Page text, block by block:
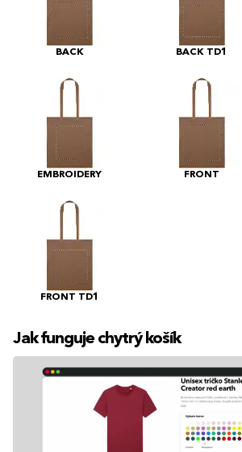
BACK BACK TD1
EMBROIDERY FRONT
FRONT TD1
Jak funguje chytrý košík